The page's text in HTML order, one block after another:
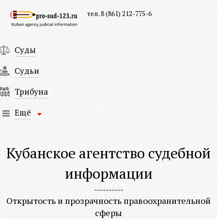
Суды
Судьи
Трибуна
Ещё
тел. 8 (861) 212-775-6
Кубанское агентство судебной
информации
Открытость и прозрачность правоохранительной
сферы